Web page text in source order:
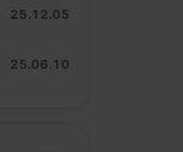
25.12.05
25.06.10